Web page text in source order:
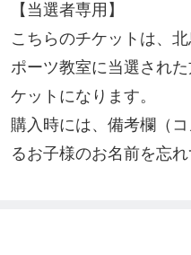
【当選者専用】
こちらのチケットは、
ポーツ教室に当選され
ケットになります。
購入時には、備考欄（
るお子様のお名前を忘